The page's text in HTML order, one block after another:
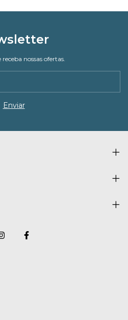
receba nossas ofertas.